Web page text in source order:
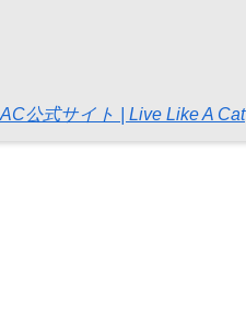
公式サイト | Live Like A Cat